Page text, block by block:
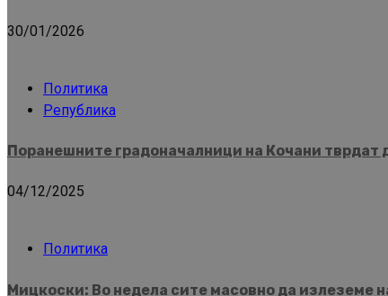
30/01/2026
Политика
Република
Поранешните градоначалници на Кочани тврдат
04/12/2025
Политика
Мицкоски: Во недела сите масовно да излеземе